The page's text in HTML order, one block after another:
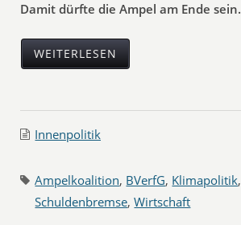
Damit dürfte die Ampel am Ende sein.
WEITERLESEN
Innenpolitik
Ampelkoalition, BVerfG, Klimapolitik,
Schuldenbremse,Wirtschaft